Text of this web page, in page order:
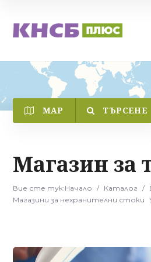
MAP ТЪРСЕНЕ
Магазин за
Вие сте тук:Начало / Каталог /
Магазини за нехранителни стоки